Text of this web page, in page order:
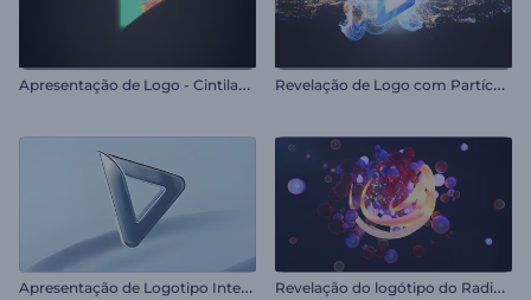
A
presentação de Logo - Cintilante R
evelação de Logo com Partículas Fluidas
A
presentação de Logotipo Interrupção Rápida R
evelação do logótipo do Radiant Forms